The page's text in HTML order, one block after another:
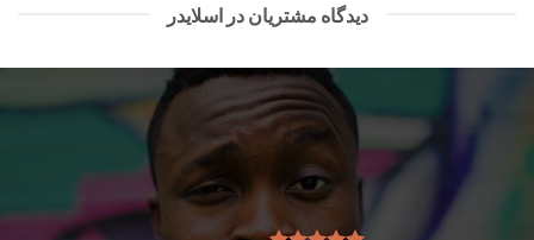
دیدگاه مشتریان در اسلایدر